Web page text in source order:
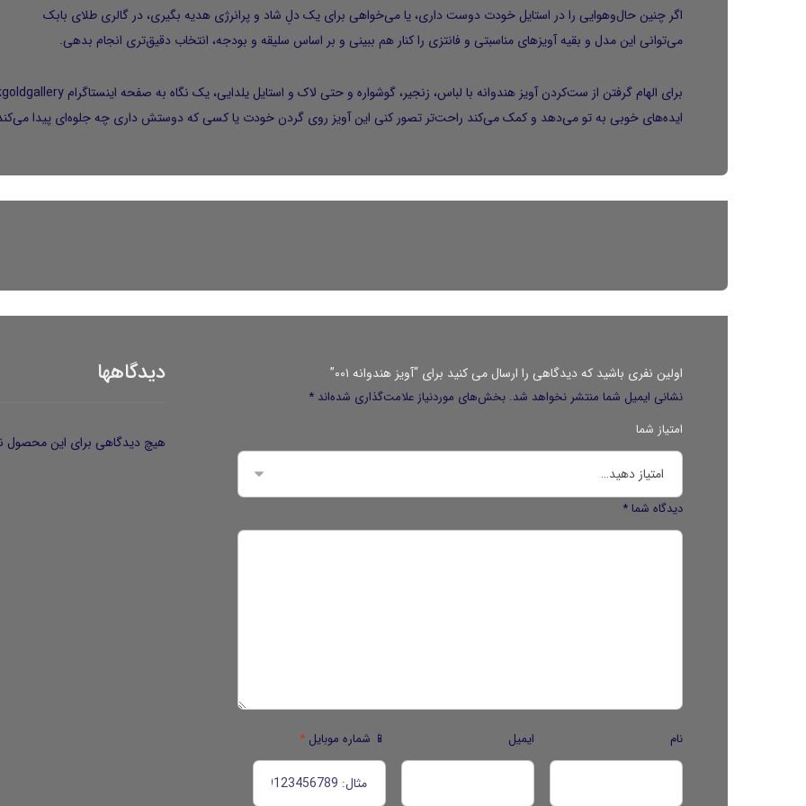
اگر چنین حال‌وهوایی را در استایل خودت دوست داری، یا می‌خواهی برای یک دلِ شاد و پرانرژی هدیه بگیری، در گالری طلای بابک
می‌توانی این مدل و بقیه آویزهای مناسبتی و فانتزی را کنار هم ببینی و بر اساس سلیقه و بودجه، انتخاب دقیق‌تری انجام بدهی.
برای الهام گرفتن از ست‌کردن آویز هندوانه با لباس، زنجیر، گوشواره و حتی لاک و استایل یلدایی، یک نگاه به صفحه اینستاگرام
ایده‌های خوبی به تو می‌دهد و کمک می‌کند راحت‌تر تصور کنی این آویز روی گردن خودت یا کسی که دوستش داری چه جلوه‌ای پیدا
دیدگاهها
هیچ دیدگاهی برای این
اولین نفری باشید که دیدگاهی را ارسال می کنید برای “آویز هندوانه ۰۰۱”
نشانی ایمیل شما منتشر نخواهد شد. بخش‌های موردنیاز علامت‌گذاری شده‌اند *
امتیاز شما
دیدگاه شما *
نام ایمیل 📱 شماره موبایل *